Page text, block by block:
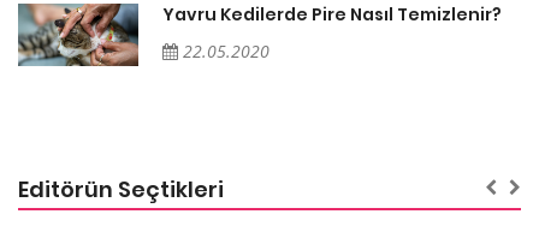
Yavru Kedilerde Pire Nasıl Temizlenir?
22.05.2020
Editörün Seçtikleri